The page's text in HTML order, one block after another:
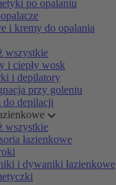
po opalaniu
i kremy do opalania
wszystkie
i ciepły wosk
i depilatory
przy goleniu
do depilacji
wszystkie
łazienkowe
i dywaniki łazienkowe